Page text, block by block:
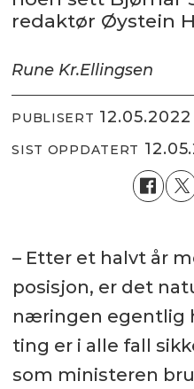
redaktør Øystein
Rune Kr.Ellingsen
PUBLISERT
SIST OPPDATERT
– Etter et halvt år
posisjon, er det
næringen egentlig
ting er i alle fall
som ministeren